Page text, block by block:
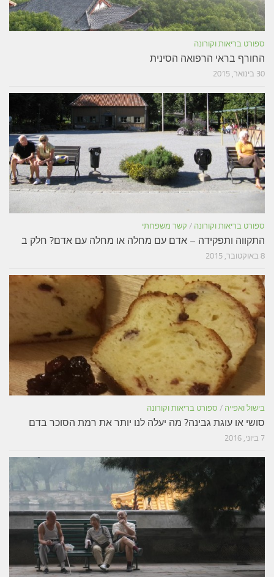
ספורט בריאות וקורונה
החורף בראי הרפואה הסינית
30 בינואר, 2015
ספורט בריאות וקורונה / קשר משפחתי
התקווה ותפקידה – אדם עם מחלה או מחלה עם אדם? חלק ב
8 באוקטובר, 2015
בישול ואפייה / ספורט בריאות וקורונה
סושי או עוגת גבינה? מה יעלה לנו יותר את רמת הסוכר בדם
7 ביוני, 2016